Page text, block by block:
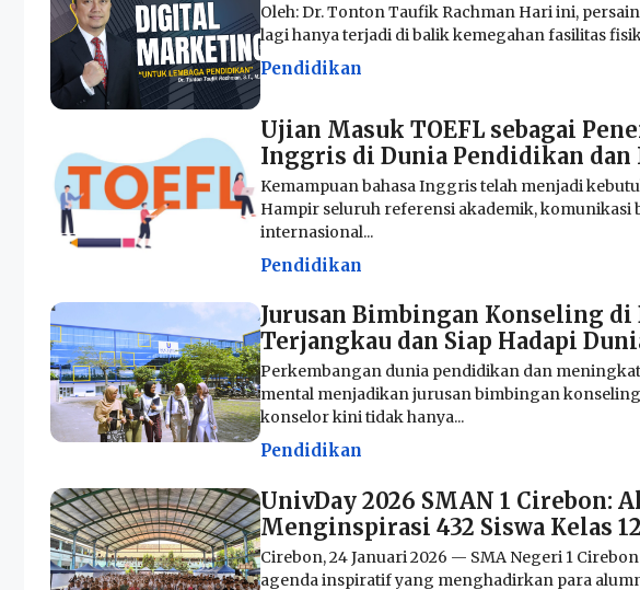
Oleh: Dr. Tonton Taufik Rachman Hari ini,
lagi hanya terjadi di balik kemegahan fasilitas
Pendidikan
Ujian Masuk TOEFL sebagai
Inggris di Dunia Pendidikan dan
Kemampuan bahasa Inggris telah menjadi
Hampir seluruh referensi akademik, komunikasi
internasional...
Pendidikan
Jurusan Bimbingan Konseling di
Terjangkau dan Siap Hadapi
Perkembangan dunia pendidikan dan
mental menjadikan jurusan bimbingan
konselor kini tidak hanya...
Pendidikan
UnivDay 2026 SMAN 1 Cirebon:
Menginspirasi 432 Siswa Kelas
Cirebon, 24 Januari 2026 — SMA Negeri 1
agenda inspiratif yang menghadirkan para